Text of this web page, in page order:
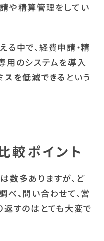
や精算管理をしてい
中で、経費申請・精
用のシステムを導入
スを低減できる という
較ポイント
数多ありますが、ど
、問い合わせて、営
すのはとても大変で